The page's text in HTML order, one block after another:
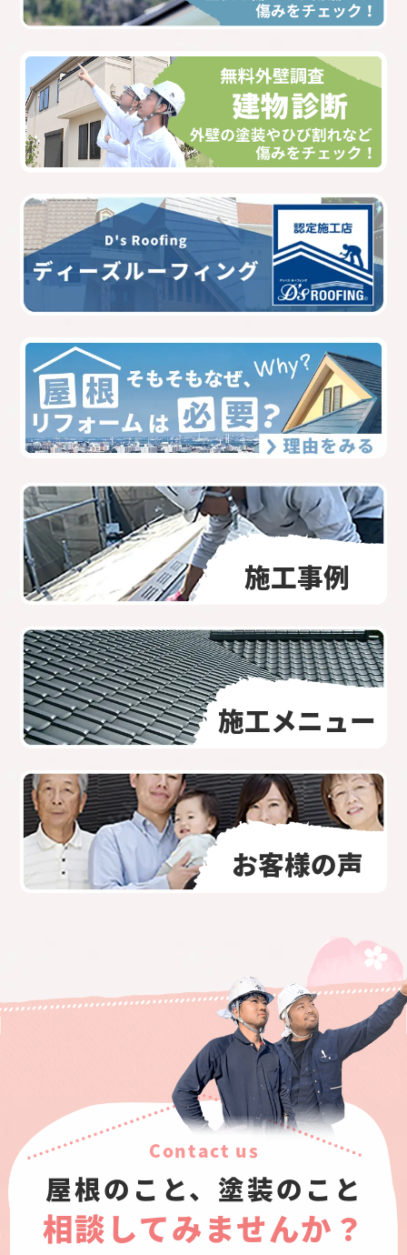
施工事例
施工メニュー
お客様の声
Contact us
屋根のこと、塗装のこと
相談してみませんか？